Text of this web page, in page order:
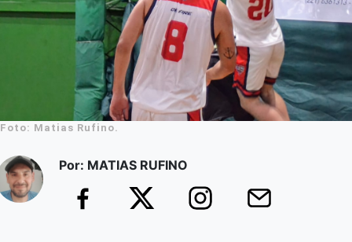
Foto: Matias Rufino.
Por: MATIAS RUFINO